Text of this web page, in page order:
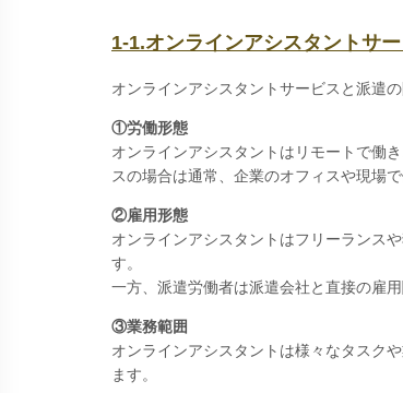
1-1.オンラインアシスタントサ
オンラインアシスタントサービスと派遣
①労働形態
オンラインアシスタントはリモートで働
スの場合は通常、企業のオフィスや現場で
②雇用形態
オンラインアシスタントはフリーランス
す。
一方、派遣労働者は派遣会社と直接の雇
③業務範囲
オンラインアシスタントは様々なタスク
ます。